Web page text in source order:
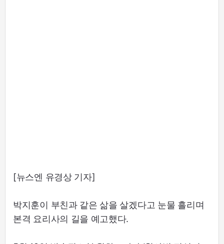
[뉴스엔 유경상 기자]
박지훈이 부친과 같은 삶을 살겠다고 눈물 흘리며
본격 요리사의 길을 예고했다.